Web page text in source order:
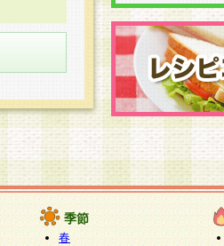
た
通
止
場
な
季節
春